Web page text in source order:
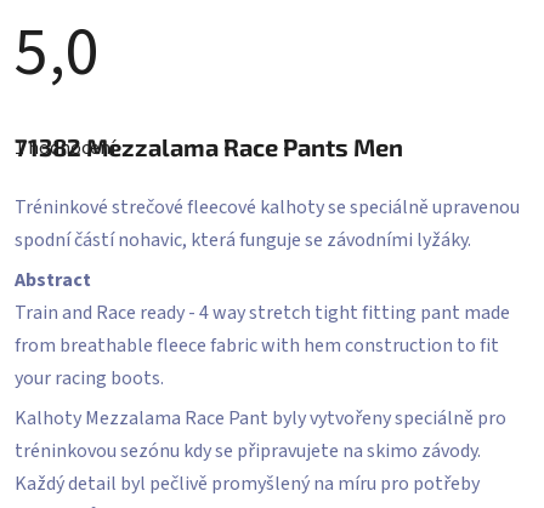
5,0
produktu
z
hvězdiček.
1 hodnocení
71382 Mezzalama Race Pants Men
Tréninkové strečové fleecové kalhoty se speciálně upravenou
spodní částí nohavic, která funguje se závodními lyžáky.
Abstract
Train and Race ready - 4 way stretch tight fitting pant made
from breathable fleece fabric with hem construction to fit
your racing boots.
Kalhoty Mezzalama Race Pant byly vytvořeny speciálně pro
tréninkovou sezónu kdy se připravujete na skimo závody.
Každý detail byl pečlivě promyšlený na míru pro potřeby